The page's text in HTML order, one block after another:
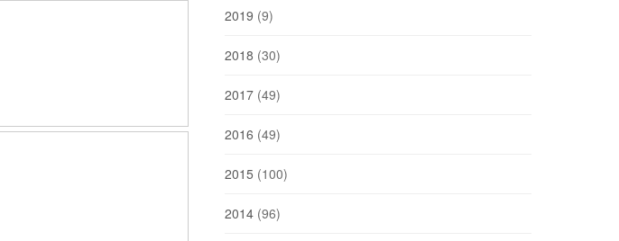
2019 (9)
2018 (30)
2017 (49)
2016 (49)
2015 (100)
2014 (96)